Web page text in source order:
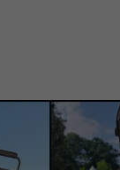
zobral 6
nich mi